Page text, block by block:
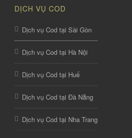
DỊCH VỤ COD
Dịch vụ Cod tại Sài Gòn
Dịch vụ Cod tại Hà Nội
Dịch vụ Cod tại Huế
Dịch vụ Cod tại Đà Nẵng
Dịch vụ Cod tại Nha Trang